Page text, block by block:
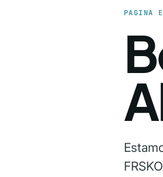
PAGINA